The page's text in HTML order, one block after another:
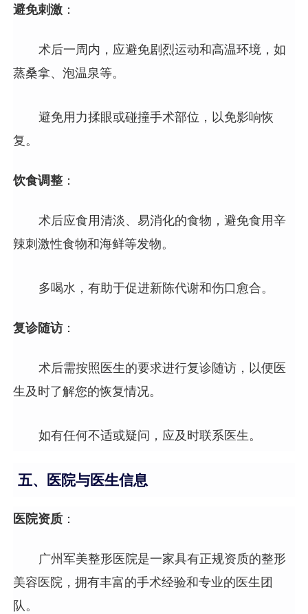
避免刺激 ：
术后一周内，应避免剧烈运动和高温环境，如
蒸桑拿、泡温泉等。
避免用力揉眼或碰撞手术部位，以免影响恢
复。
饮食调整 ：
术后应食用清淡、易消化的食物，避免食用辛
辣刺激性食物和海鲜等发物。
多喝水，有助于促进新陈代谢和伤口愈合。
复诊随访：
术后需按照医生的要求进行复诊随访，以便医
生及时了解您的恢复情况。
如有任何不适或疑问，应及时联系医生。
五、医院与医生信息
医院资质 ：
广州军美整形医院是一家具有正规资质的整形
美容医院，拥有丰富的手术经验和专业的医生团
队。